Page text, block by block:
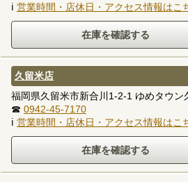
ℹ 営業時間・店休日・アクセス情報はこ
久留米店
福岡県久留米市新合川1-2-1 ゆめタウン
☎ 0942-45-7170
ℹ 営業時間・店休日・アクセス情報はこ